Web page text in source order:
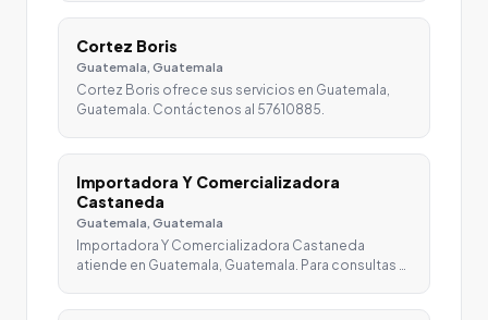
Cortez Boris
Guatemala, Guatemala
Cortez Boris ofrece sus servicios en Guatemala,
Guatemala. Contáctenos al 57610885.
Importadora Y Comercializadora
Castaneda
Guatemala, Guatemala
Importadora Y Comercializadora Castaneda
atiende en Guatemala, Guatemala. Para consultas …